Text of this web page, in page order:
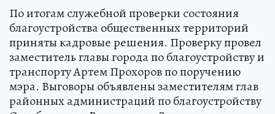
По итогам служебной проверки состояния
благоустройства общественных территорий
приняты кадровые решения. Проверку провел
заместитель главы города по благоустройству и
транспорту Артем Прохоров по поручению
мэра. Выговоры объявлены заместителям глав
районных администраций по благоустройству